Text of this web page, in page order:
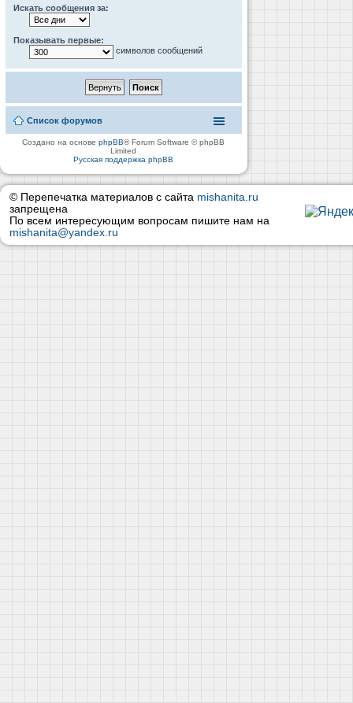
Искать сообщения за:
Показывать первые:
символов сообщений
Список форумов
Создано на основеphpBB® Forum Software © phpBB
Limited
Русская поддержка phpBB
© Перепечатка материалов с сайта mishanita.ru
запрещена
По всем интересующим вопросам пишите нам на
mishanita@yandex.ru